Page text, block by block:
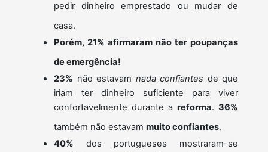
pedir dinheiro emprestado ou mudar de
casa.
Porém, 21% afirmaram não ter poupanças
de emergência!
23% não estavam nada confiantes de que
iriam ter dinheiro suficiente para viver
confortavelmente durante a reforma. 36%
também não estavam muito confiantes.
40% dos portugueses mostraram-se